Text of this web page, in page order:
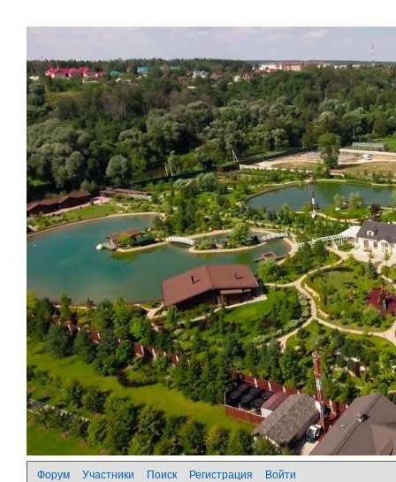
Форум Участники Поиск Регистрация Войти